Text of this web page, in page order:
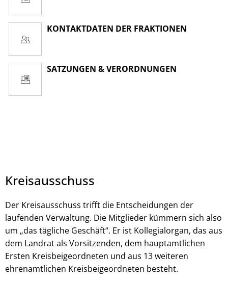
KONTAKTDATEN DER FRAKTIONEN
SATZUNGEN & VERORDNUNGEN
Kreisausschuss
Der Kreisausschuss trifft die Entscheidungen der
laufenden Verwaltung. Die Mitglieder kümmern sich also
um „das tägliche Geschäft“. Er ist Kollegialorgan, das aus
dem Landrat als Vorsitzenden, dem hauptamtlichen
Ersten Kreisbeigeordneten und aus 13 weiteren
ehrenamtlichen Kreisbeigeordneten besteht.